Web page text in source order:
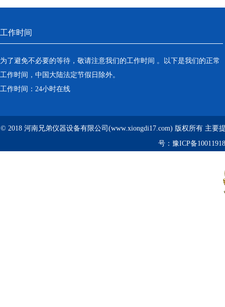
工作时间
为了避免不必要的等待，敬请注意我们的工作时间 。以下是我们的正常
工作时间，中国大陆法定节假日除外。
工作时间：24小时在线
© 2018 河南兄弟仪器设备有限公司(www.xiongdi17.com) 版权所有 主要
号： 豫ICP备